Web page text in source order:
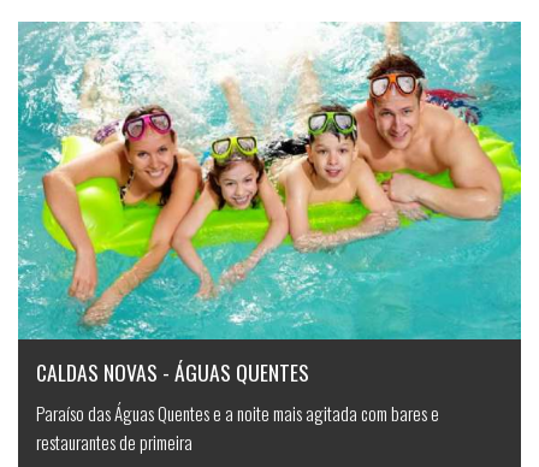
CALDAS NOVAS - ÁGUAS QUENTES
Paraíso das Águas Quentes e a noite mais agitada com bares e
restaurantes de primeira